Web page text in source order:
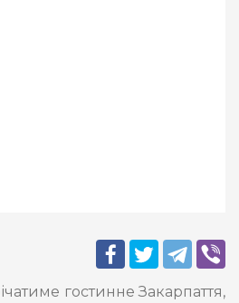
гостинне Закарпаття,